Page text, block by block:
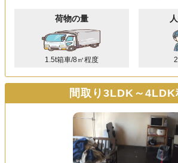
荷物の量
1.5t箱車/8㎥程度
間取り3LDK～4LDK